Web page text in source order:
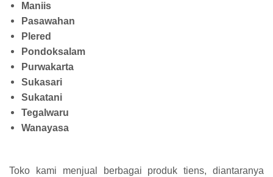
Maniis
Pasawahan
Plered
Pondoksalam
Purwakarta
Sukasari
Sukatani
Tegalwaru
Wanayasa
Toko kami menjual berbagai produk tiens, diantaranya